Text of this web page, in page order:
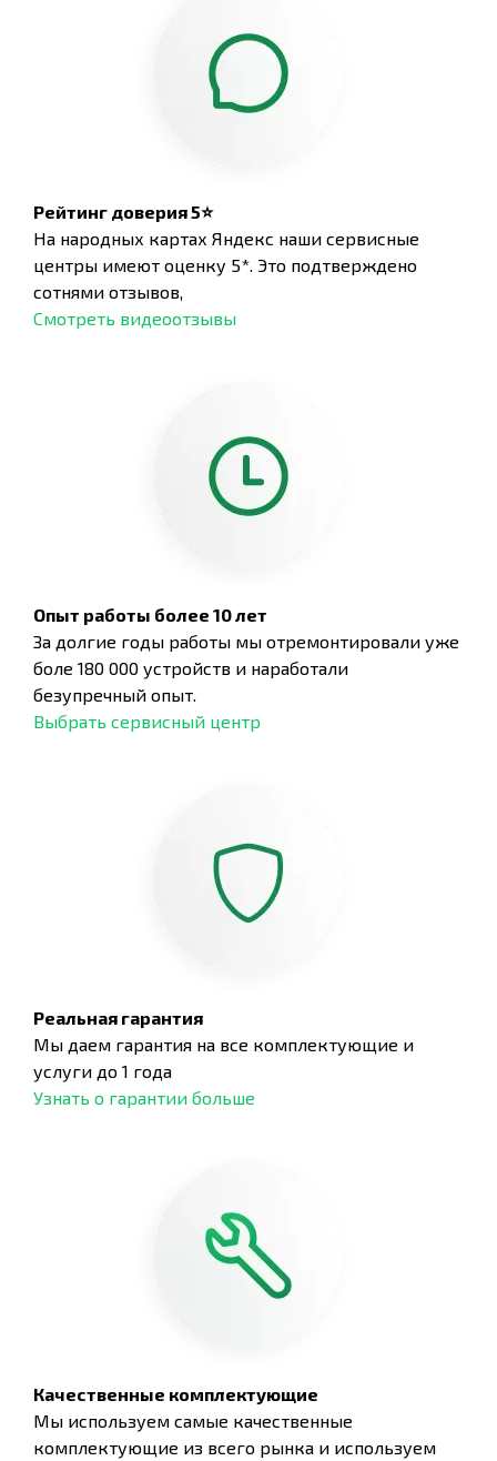
Рейтинг доверия 5⭐
На народных картах Яндекс наши сервисные
центры имеют оценку 5*. Это подтверждено
сотнями отзывов,
Смотреть видеоотзывы
Опыт работы более 10 лет
За долгие годы работы мы отремонтировали уже
боле 180 000 устройств и наработали
безупречный опыт.
Выбрать сервисный центр
Реальная гарантия
Мы даем гарантия на все комплектующие и
услуги до 1 года
Узнать о гарантии больше
Качественные комплектующие
Мы используем самые качественные
комплектующие из всего рынка и используем